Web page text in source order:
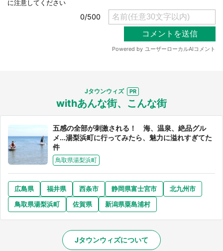
選択する
Jタウンウィズ
withあんな街、こんな街
五感の全部が刺激される！ 海、温泉、絶品グル
メ...湯梨浜町に行ってみたら、魅力に溢れすぎてた
件
鳥取県湯梨浜町
広島県 福井県 西条市 静岡県富士宮市
北九州市
鳥取県湯梨浜町
佐賀県 新潟県粟島浦村
Jタウンウィズについて